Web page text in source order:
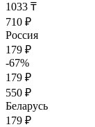
1033 ₸
710 ₽
Россия
179 ₽
-67%
179 ₽
550 ₽
Беларусь
179 ₽